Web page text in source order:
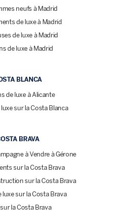
neufs à Madrid
de luxe à Madrid
de luxe à Madrid
de luxe à Madrid
BLANCA
de luxe à Alicante
sur la Costa Blanca
BRAVA
à Vendre à Gérone
sur la Costa Brava
sur la Costa Brava
luxe sur la Costa Brava
la Costa Brava